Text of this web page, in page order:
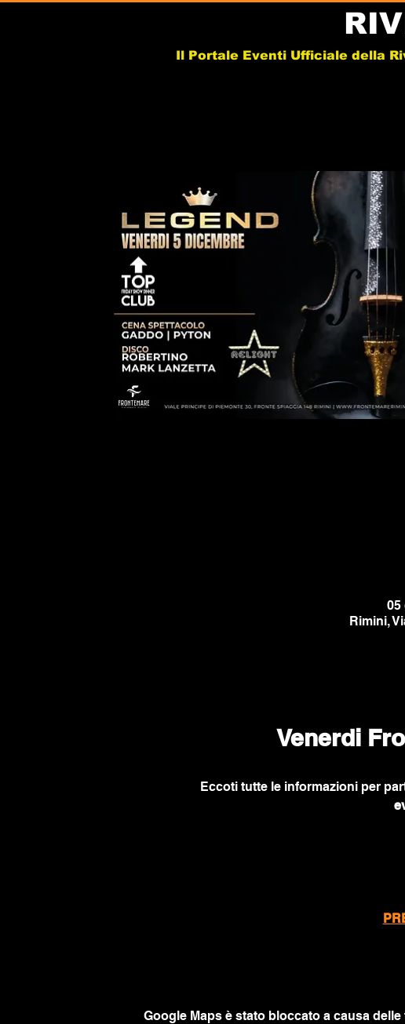
Il Portale Eventi Ufficiale della
05
Rimini,
Venerdi
Eccoti tutte le informazioni per
Google Maps è stato bloccato a causa